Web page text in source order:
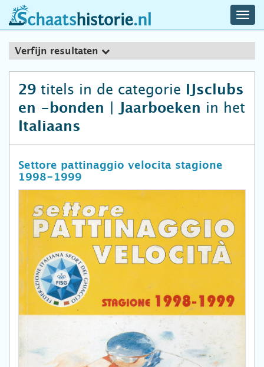
schaatshistorie.nl
Verfijn resultaten
29 titels in de categorie
IJsclubs
en -bonden | Jaarboeken in het
Italiaans
Settore pattinaggio velocita stagione
1998-1999